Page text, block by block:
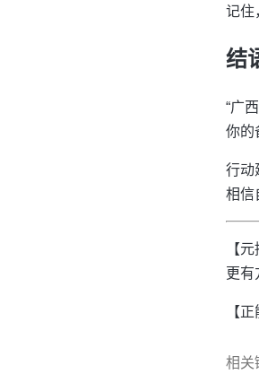
记住
结
“广
你的
行动
相信
【
更有
【
相关